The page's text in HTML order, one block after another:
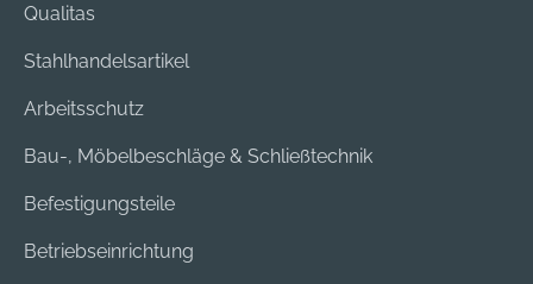
Qualitas
Stahlhandelsartikel
Arbeitsschutz
Bau-, Möbelbeschläge & Schließtechnik
Befestigungsteile
Betriebseinrichtung